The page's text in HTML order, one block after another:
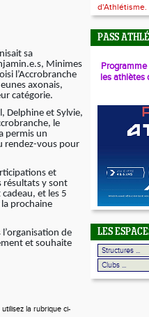
sa
Minimes
l’Accrobranche
axonais,
catégorie.
Delphine et Sylvie,
le
permis un
rendez-vous pour
et
résultats y sont
et les 5
prochaine
de
et souhaite
la rubrique ci-
d'Athlétisme.
PASS ATHLÉ
les athlètes
LES